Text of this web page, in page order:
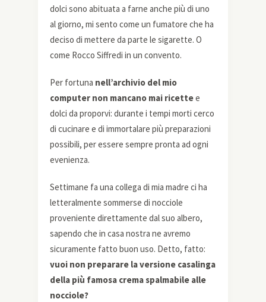
dolci sono abituata a farne anche più di uno
al giorno, mi sento come un fumatore che ha
deciso di mettere da parte le sigarette. O
come Rocco Siffredi in un convento.
Per fortuna nell’archivio del mio
computer non mancano mai ricettee
dolci da proporvi: durante i tempi morti cerco
di cucinare e di immortalare più preparazioni
possibili, per essere sempre pronta ad ogni
evenienza.
Settimane fa una collega di mia madre ci ha
letteralmente sommerse di nocciole
proveniente direttamente dal suo albero,
sapendo che in casa nostra ne avremo
sicuramente fatto buon uso. Detto, fatto:
vuoi non preparare la versione casalinga
della più famosa crema spalmabile alle
nocciole?